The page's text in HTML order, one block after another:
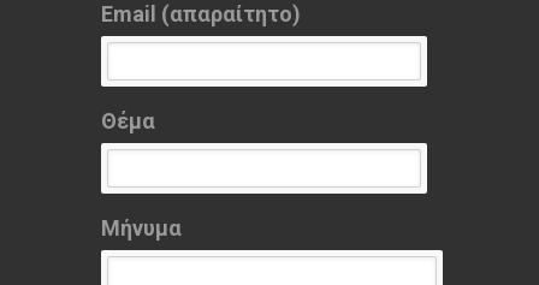
Email (απαραίτητο)
Θέμα
Μήνυμα